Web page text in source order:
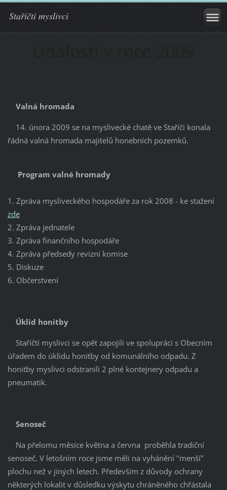
Staříčtí myslivci
Valná hromada
14. února 2009 se na myslivecké chatě ve Staříči konala
řádná valná hromada majitelů honebních pozemků.
Program valné hromady
1. Zpráva mysliveckého hospodáře za rok 2008 - ke stažení
zde
2. Zpráva jednatele
3. Zpráva finančního hospodáře
4. Zpráva předsedy revizní komise
5. Diskuze
6. Občerstvení
Úklid honitby
Staříčtí myslivci se opět zapojili ve spolupráci s Obecním
úřadem do úklidu honitby od komunálního odpadu. Z
honitby myslivci odstranili 2 plné kontejnery odpadu a
pneumatik.
Senoseč
Na přelomu měsíce května a června proběhla tradiční
senoseč. V letošním roce jsme měli na vyhánění "menší"
plochu než v jiných letech. Především z důvody ochrany
některých lokalit v důsledku výskytu chráněného chřástala